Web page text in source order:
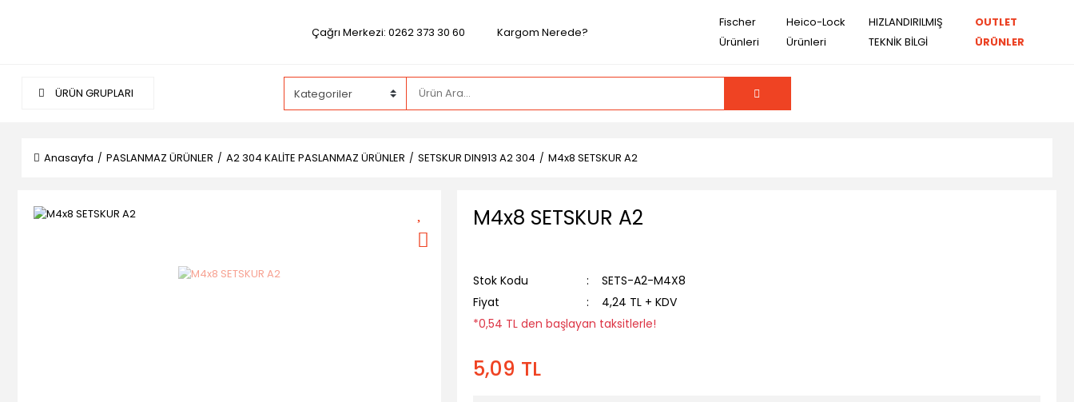
Çağrı Merkezi: 0262 373 30 60 Kargom Nerede?
Fischer
Ürünleri
Heico-Lock
Ürünleri
HIZLANDIRILMIŞ
TEKNİK BİLGİ
OUTLET
ÜRÜNLER
ÜRÜN GRUPLARI
Anasayfa PASLANMAZ ÜRÜNLER A2 304 KALİTE PASLANMAZ ÜRÜNLER SETSKUR DIN913 A2 304 M4x8 SETSKUR A2
M4x8 SETSKUR A2
Stok Kodu
SETS-A2-M4X8
Fiyat
4,24 TL + KDV
*0,54 TL den başlayan taksitlerle!
5,09 TL